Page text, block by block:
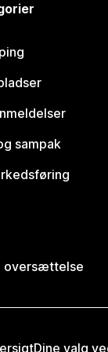
sampak
oversættelse
Dine valg